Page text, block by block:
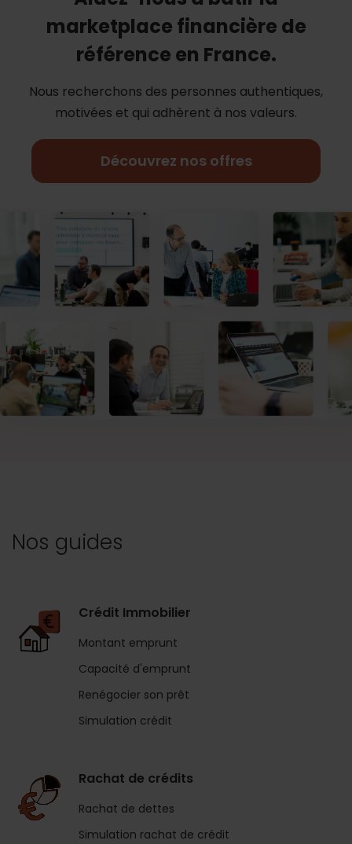
marketplace financière de
référence en France.
Nous recherchons des personnes authentiques,
motivées et qui adhèrent à nos valeurs.
Découvrez nos offres
Nos guides
Crédit Immobilier
Montant emprunt
Capacité d'emprunt
Renégocier son prêt
Simulation crédit
Rachat de crédits
Rachat de dettes
Simulation rachat de crédit